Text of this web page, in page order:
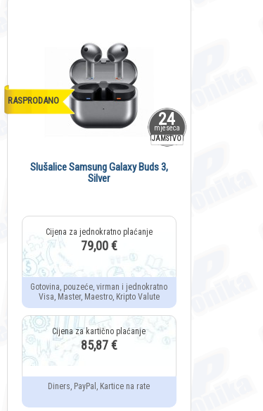
24
mjeseca
JAMSTVO
RASPRODANO
Slušalice Samsung Galaxy Buds 3,
Silver
79,00 €
Gotovina, pouzeće, virman i jednokratno
Visa, Master, Maestro, Kripto Valute
85,87 €
Diners, PayPal, Kartice na rate